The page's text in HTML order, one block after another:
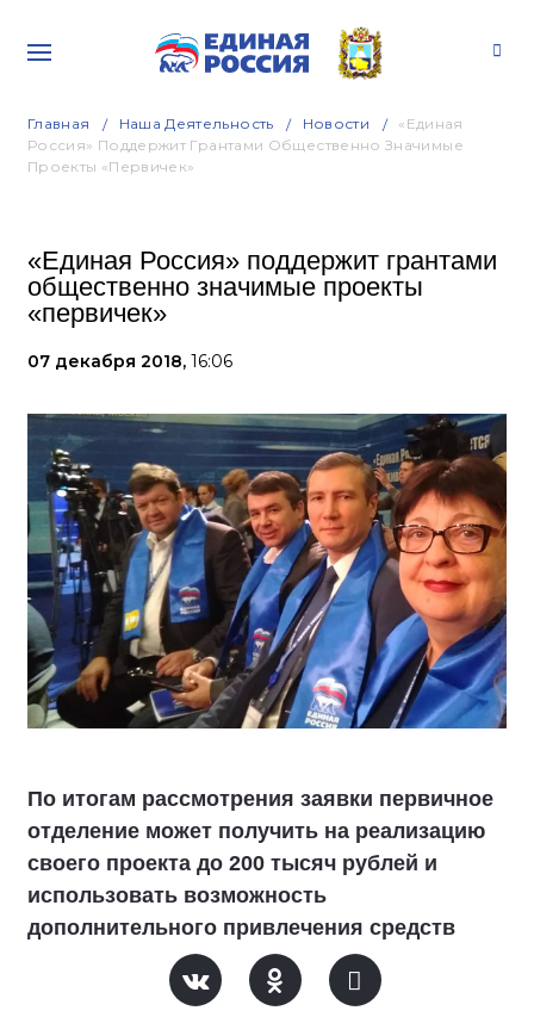
Главная Наша Деятельность Новости
«Единая
Россия» Поддержит Грантами Общественно Значимые
Проекты «первичек»
«Единая Россия» поддержит грантами
общественно значимые проекты
«первичек»
07 декабря 2018, 16:06
По итогам рассмотрения заявки первичное
отделение может получить на реализацию
своего проекта до 200 тысяч рублей и
использовать возможность
дополнительного привлечения средств